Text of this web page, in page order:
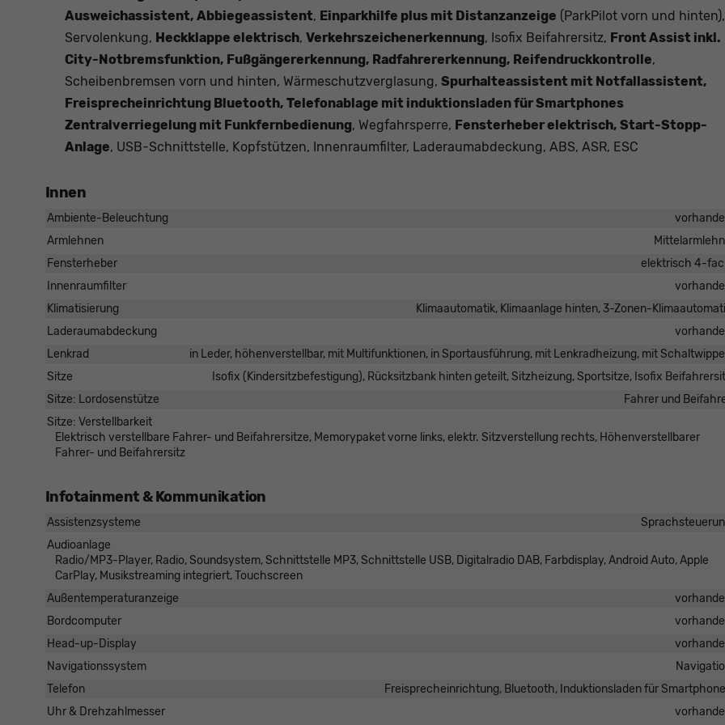
Ausweichassistent, Abbiegeassistent, Einparkhilfe plus mit Distanzanzeige (ParkPilot vorn und hinten),
Servolenkung, Heckklappe elektrisch, Verkehrszeichenerkennung, Isofix Beifahrersitz, Front Assist inkl.
City-Notbremsfunktion, Fußgängererkennung, Radfahrererkennung, Reifendruckkontrolle,
Scheibenbremsen vorn und hinten, Wärmeschutzverglasung, Spurhalteassistent mit Notfallassistent,
Freisprecheinrichtung Bluetooth, Telefonablage mit induktionsladen für Smartphones
Zentralverriegelung mit Funkfernbedienung, Wegfahrsperre, Fensterheber elektrisch, Start-Stopp-
Anlage, USB-Schnittstelle, Kopfstützen, Innenraumfilter, Laderaumabdeckung, ABS, ASR, ESC
Innen
Ambiente-Beleuchtung
Armlehnen
Fensterheber
elektrisch 4-
Innenraumfilter
Klimatisierung
Klimaautomatik, Klimaanlage hinten, 3-Zonen-
Laderaumabdeckung
Lenkrad
in Leder, höhenverstellbar, mit Multifunktionen, in Sportausführung, mit Lenkradheizung, mit
Sitze
Isofix (Kindersitzbefestigung), Rücksitzbank hinten geteilt, Sitzheizung, Sportsitze, Isofix
Sitze: Lordosenstütze
Fahrer und
Sitze: Verstellbarkeit
Elektrisch verstellbare Fahrer- und Beifahrersitze, Memorypaket vorne links, elektr. Sitzverstellung rechts, Höhenverstellbarer
Fahrer- und Beifahrersitz
Infotainment & Kommunikation
Assistenzsysteme
Audioanlage
Radio/MP3-Player, Radio, Soundsystem, Schnittstelle MP3, Schnittstelle USB, Digitalradio DAB, Farbdisplay, Android Auto, Apple
CarPlay, Musikstreaming integriert, Touchscreen
Außentemperaturanzeige
Bordcomputer
Head-up-Display
Navigationssystem
Telefon
Freisprecheinrichtung, Bluetooth, Induktionsladen für
Uhr & Drehzahlmesser